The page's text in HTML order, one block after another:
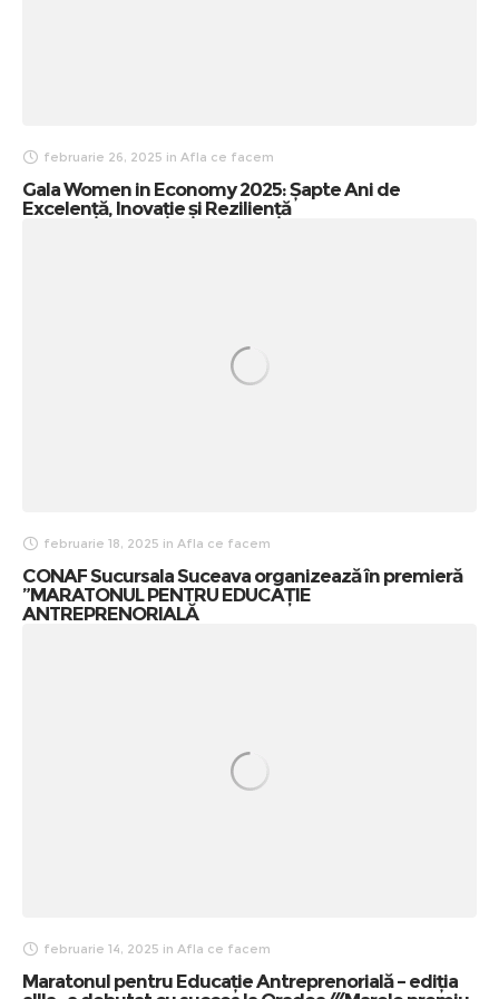
februarie 26, 2025 in Afla ce facem
Gala Women in Economy 2025: Șapte Ani de
Excelență, Inovație și Reziliență
februarie 18, 2025 in Afla ce facem
CONAF Sucursala Suceava organizează în premieră
”MARATONUL PENTRU EDUCAȚIE
ANTREPRENORIALĂ
februarie 14, 2025 in Afla ce facem
Maratonul pentru Educație Antreprenorială – ediția